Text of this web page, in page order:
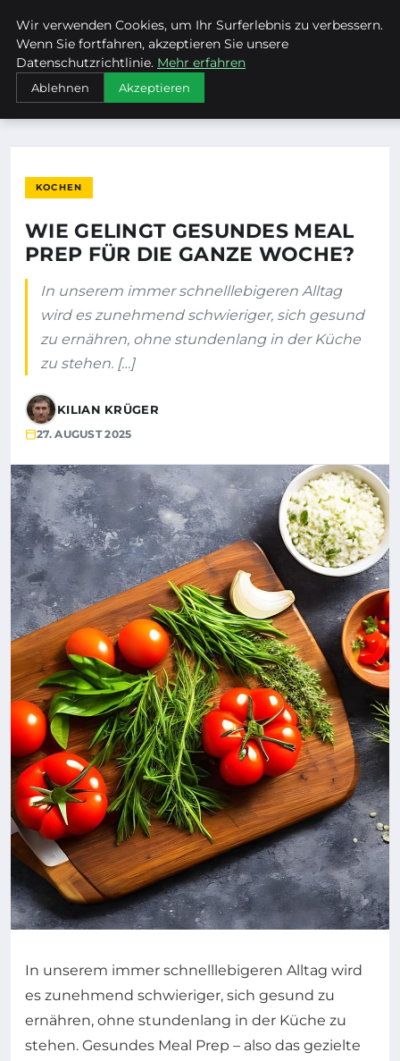
MTUCLUB
STARTSEITE
KOCHEN
WIE GELINGT GESUNDES MEAL PREP FÜR DIE GANZE WOCHE?
KOCHEN
WIE GELINGT GESUNDES MEAL
PREP FÜR DIE GANZE WOCHE?
In unserem immer schnelllebigeren Alltag
wird es zunehmend schwieriger, sich gesund
zu ernähren, ohne stundenlang in der Küche
zu stehen. […]
KILIAN KRÜGER
27. AUGUST 2025
In unserem immer schnelllebigeren Alltag wird
es zunehmend schwieriger, sich gesund zu
ernähren, ohne stundenlang in der Küche zu
stehen. Gesundes Meal Prep – also das gezielte
Wir verwenden Cookies, um Ihr Surferlebnis zu verbessern.
Wenn Sie fortfahren, akzeptieren Sie unsere
Datenschutzrichtlinie. Mehr erfahren
Ablehnen Akzeptieren